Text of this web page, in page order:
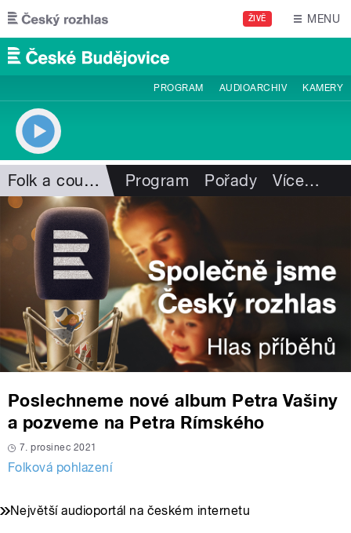
Přejít k hlavnímu obsahu
ŽIVĚ MENU
PROGRAM AUDIOARCHIV KAMERY
Folk a country Program Pořady Více…
Poslechneme nové album Petra Vašiny
a pozveme na Petra Rímského
7. prosinec 2021
Folková pohlazení
Největší audioportál na českém internetu